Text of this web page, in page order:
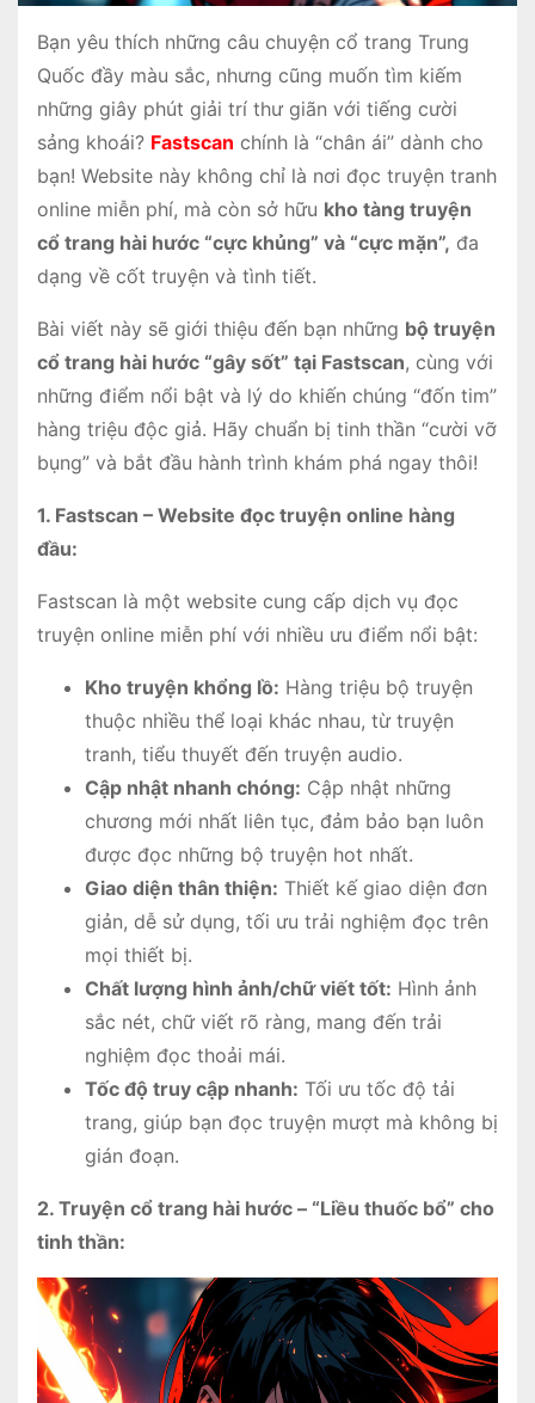
Bạn yêu thích những câu chuyện cổ trang Trung
Quốc đầy màu sắc, nhưng cũng muốn tìm kiếm
những giây phút giải trí thư giãn với tiếng cười
sảng khoái? Fastscan chính là “chân ái” dành cho
bạn! Website này không chỉ là nơi đọc truyện tranh
online miễn phí, mà còn sở hữu kho tàng truyện
cổ trang hài hước “cực khủng” và “cực mặn”, đa
dạng về cốt truyện và tình tiết.
Bài viết này sẽ giới thiệu đến bạn những bộ truyện
cổ trang hài hước “gây sốt” tại Fastscan, cùng với
những điểm nổi bật và lý do khiến chúng “đốn tim”
hàng triệu độc giả. Hãy chuẩn bị tinh thần “cười vỡ
bụng” và bắt đầu hành trình khám phá ngay thôi!
1. Fastscan – Website đọc truyện online hàng
đầu:
Fastscan là một website cung cấp dịch vụ đọc
truyện online miễn phí với nhiều ưu điểm nổi bật:
Kho truyện khổng lồ: Hàng triệu bộ truyện
thuộc nhiều thể loại khác nhau, từ truyện
tranh, tiểu thuyết đến truyện audio.
Cập nhật nhanh chóng: Cập nhật những
chương mới nhất liên tục, đảm bảo bạn luôn
được đọc những bộ truyện hot nhất.
Giao diện thân thiện: Thiết kế giao diện đơn
giản, dễ sử dụng, tối ưu trải nghiệm đọc trên
mọi thiết bị.
Chất lượng hình ảnh/chữ viết tốt: Hình ảnh
sắc nét, chữ viết rõ ràng, mang đến trải
nghiệm đọc thoải mái.
Tốc độ truy cập nhanh: Tối ưu tốc độ tải
trang, giúp bạn đọc truyện mượt mà không bị
gián đoạn.
2. Truyện cổ trang hài hước – “Liều thuốc bổ” cho
tinh thần: